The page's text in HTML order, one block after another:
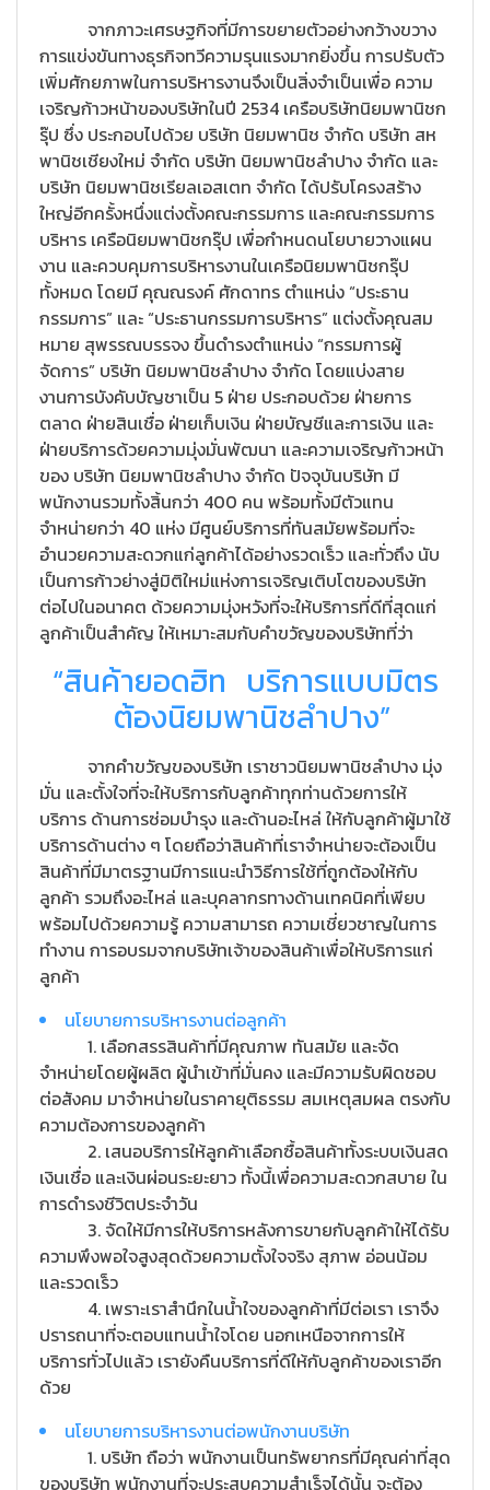
จากภาวะเศรษฐกิจที่มีการขยายตัวอย่างกว้างขวาง
การแข่งขันทางธุรกิจทวีความรุนแรงมากยิ่งขึ้น การปรับตัว
เพิ่มศักยภาพในการบริหารงานจึงเป็นสิ่งจำเป็นเพื่อ ความ
เจริญก้าวหน้าของบริษัทในปี 2534 เครือบริษัทนิยมพานิชก
รุ๊ป ซึ่ง ประกอบไปด้วย บริษัท นิยมพานิช จำกัด บริษัท สห
พานิชเชียงใหม่ จำกัด บริษัท นิยมพานิชลำปาง จำกัด และ
บริษัท นิยมพานิชเรียลเอสเตท จำกัด ได้ปรับโครงสร้าง
ใหญ่อีกครั้งหนึ่งแต่งตั้งคณะกรรมการ และคณะกรรมการ
บริหาร เครือนิยมพานิชกรุ๊ป เพื่อกำหนดนโยบายวางแผน
งาน และควบคุมการบริหารงานในเครือนิยมพานิชกรุ๊ป
ทั้งหมด โดยมี คุณณรงค์ ศักดาทร ตำแหน่ง “ประธาน
กรรมการ” และ “ประธานกรรมการบริหาร” แต่งตั้งคุณสม
หมาย สุพรรณบรรจง ขึ้นดำรงตำแหน่ง “กรรมการผู้
จัดการ” บริษัท นิยมพานิชลำปาง จำกัด โดยแบ่งสาย
งานการบังคับบัญชาเป็น 5 ฝ่าย ประกอบด้วย ฝ่ายการ
ตลาด ฝ่ายสินเชื่อ ฝ่ายเก็บเงิน ฝ่ายบัญชีและการเงิน และ
ฝ่ายบริการด้วยความมุ่งมั่นพัฒนา และความเจริญก้าวหน้า
ของ บริษัท นิยมพานิชลำปาง จำกัด ปัจจุบันบริษัท มี
พนักงานรวมทั้งสิ้นกว่า 400 คน พร้อมทั้งมีตัวแทน
จำหน่ายกว่า 40 แห่ง มีศูนย์บริการที่ทันสมัยพร้อมที่จะ
อำนวยความสะดวกแก่ลูกค้าได้อย่างรวดเร็ว และทั่วถึง นับ
เป็นการก้าวย่างสู่มิติใหม่แห่งการเจริญเติบโตของบริษัท
ต่อไปในอนาคต ด้วยความมุ่งหวังที่จะให้บริการที่ดีที่สุดแก่
ลูกค้าเป็นสำคัญ ให้เหมาะสมกับคำขวัญของบริษัทที่ว่า
“สินค้ายอดฮิท บริการแบบมิตร
ต้องนิยมพานิชลำปาง”
จากคำขวัญของบริษัท เราชาวนิยมพานิชลำปาง มุ่ง
มั่น และตั้งใจที่จะให้บริการกับลูกค้าทุกท่านด้วยการให้
บริการ ด้านการซ่อมบำรุง และด้านอะไหล่ ให้กับลูกค้าผู้มาใช้
บริการด้านต่าง ๆ โดยถือว่าสินค้าที่เราจำหน่ายจะต้องเป็น
สินค้าที่มีมาตรฐานมีการแนะนำวิธีการใช้ที่ถูกต้องให้กับ
ลูกค้า รวมถึงอะไหล่ และบุคลากรทางด้านเทคนิคที่เพียบ
พร้อมไปด้วยความรู้ ความสามารถ ความเชี่ยวชาญในการ
ทำงาน การอบรมจากบริษัทเจ้าของสินค้าเพื่อให้บริการแก่
ลูกค้า
นโยบายการบริหารงานต่อลูกค้า
1. เลือกสรรสินค้าที่มีคุณภาพ ทันสมัย และจัด
จำหน่ายโดยผู้ผลิต ผู้นำเข้าที่มั่นคง และมีความรับผิดชอบ
ต่อสังคม มาจำหน่ายในราคายุติธรรม สมเหตุสมผล ตรงกับ
ความต้องการของลูกค้า
2. เสนอบริการให้ลูกค้าเลือกซื้อสินค้าทั้งระบบเงินสด
เงินเชื่อ และเงินผ่อนระยะยาว ทั้งนี้เพื่อความสะดวกสบาย ใน
การดำรงชีวิตประจำวัน
3. จัดให้มีการให้บริการหลังการขายกับลูกค้าให้ได้รับ
ความพึงพอใจสูงสุดด้วยความตั้งใจจริง สุภาพ อ่อนน้อม
และรวดเร็ว
4. เพราะเราสำนึกในน้ำใจของลูกค้าที่มีต่อเรา เราจึง
ปรารถนาที่จะตอบแทนน้ำใจโดย นอกเหนือจากการให้
บริการทั่วไปแล้ว เรายังคืนบริการที่ดีให้กับลูกค้าของเราอีก
ด้วย
นโยบายการบริหารงานต่อพนักงานบริษัท
1. บริษัท ถือว่า พนักงานเป็นทรัพยากรที่มีคุณค่าที่สุด
ของบริษัท พนักงานที่จะประสบความสำเร็จได้นั้น จะต้อง